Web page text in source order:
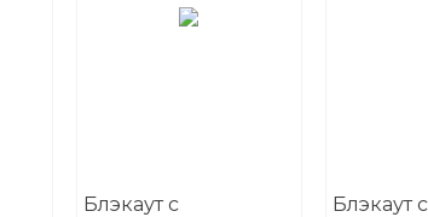
Блэкаут с
Блэкаут с